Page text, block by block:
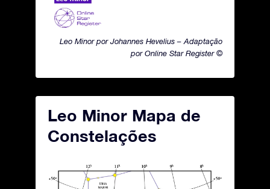
Leo Minor por Johannes Hevelius – Adaptação
por Online Star Register ©
Leo Minor Mapa de
Constelações